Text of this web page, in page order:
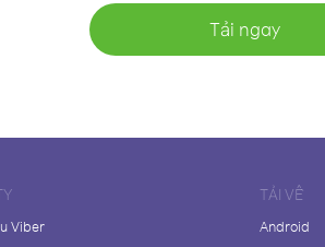
Tải ngay
Viber
TẢI VỀ
Android